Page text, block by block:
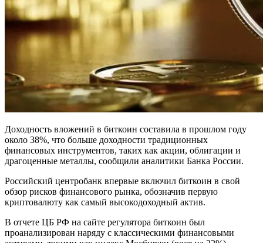
Доходность вложений в биткоин составила в прошлом году
около 38%, что больше доходности традиционных
финансовых инструментов, таких как акции, облигации и
драгоценные металлы, сообщили аналитики Банка России.
Российский центробанк впервые включил биткоин в свой
обзор рисков финансового рынка, обозначив первую
криптовалюту как самый высокодоходный актив.
В отчете ЦБ РФ на сайте регулятора биткоин был
проанализирован наряду с классическими финансовыми